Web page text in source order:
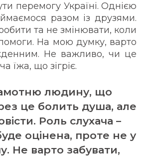
перемогу Україні. Однією
разом із друзями.
та не змінювати, коли
На мою думку, варто
Не важливо, чи це
їжа, що зігріє.
людину, що
це болить душа, але
Роль слухача –
оцінена, проте не у
Не варто забувати,